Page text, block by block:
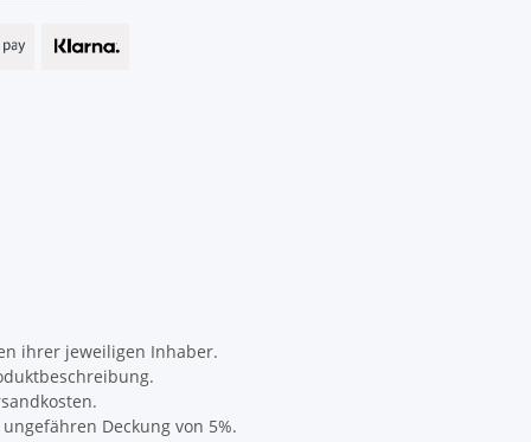
ihrer jeweiligen Inhaber.
Deckung von 5%.